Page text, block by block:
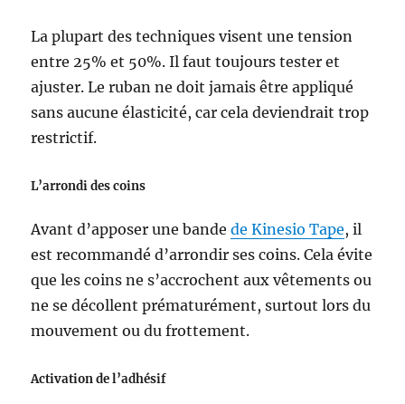
La plupart des techniques visent une tension
entre 25% et 50%. Il faut toujours tester et
ajuster. Le ruban ne doit jamais être appliqué
sans aucune élasticité, car cela deviendrait trop
restrictif.
L’arrondi des coins
Avant d’apposer une bandede Kinesio Tape, il
est recommandé d’arrondir ses coins. Cela évite
que les coins ne s’accrochent aux vêtements ou
ne se décollent prématurément, surtout lors du
mouvement ou du frottement.
Activation de l’adhésif